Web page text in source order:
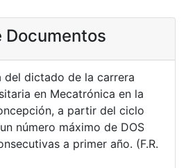
Documentos
del dictado de la carrera
en Mecatrónica en la
a partir del ciclo
número máximo de DOS
a primer año. (F.R.